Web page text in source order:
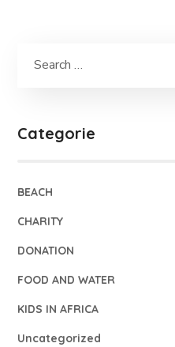
Categorie
BEACH
CHARITY
DONATION
FOOD AND WATER
KIDS IN AFRICA
Uncategorized